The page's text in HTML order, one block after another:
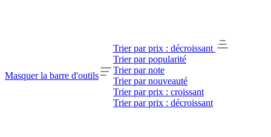
Masquer la barre d'outils
Trier par prix : décroissant
Trier par popularité
Trier par note
Trier par nouveauté
Trier par prix : croissant
Trier par prix : décroissant